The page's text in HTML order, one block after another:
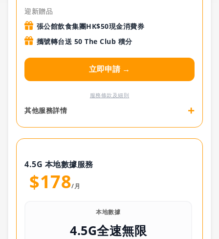
迎新贈品
張公館飲食集團HK$50現金消費券
攜號轉台送 50 The Club 積分
立即申請 →
服務條款及細則
其他服務詳情 +
4.5G 本地數據服務
$178/月
本地數據
4.5G全速無限